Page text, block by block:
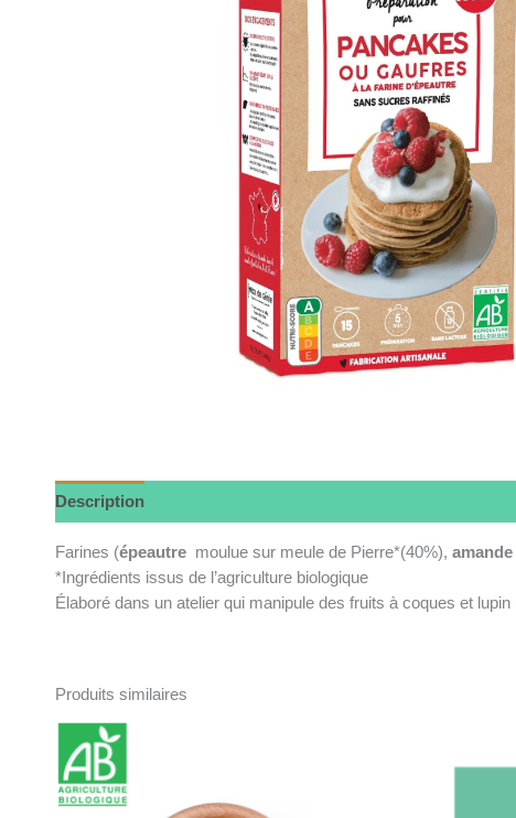
Description
Farines (épeautre moulue sur meule de Pierre*(40%), amande
*Ingrédients issus de l’agriculture biologique
Élaboré dans un atelier qui manipule des fruits à coques et lupin
Produits similaires